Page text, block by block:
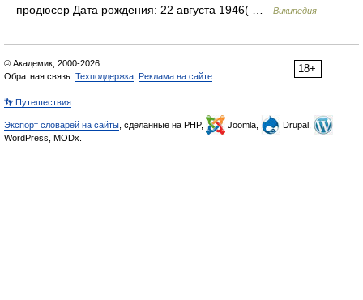
продюсер Дата рождения: 22 августа 1946( …
Википедия
18+
© Академик, 2000-2026
Обратная связь: Техподдержка Реклама на сайте
👣 Путешествия
Экспорт словарей на сайты , сделанные на PHP, Joomla,
Drupal,
WordPress, MODx.